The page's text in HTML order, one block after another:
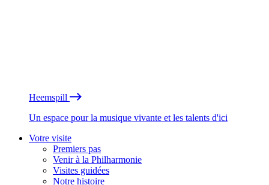
Heemspill
Un espace pour la musique vivante et les talents d'ici
Votre visite
Premiers pas
Venir à la Philharmonie
Visites guidées
Notre histoire